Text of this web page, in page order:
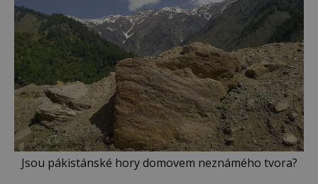
Jsou pákistánské hory domovem neznámého tvora?